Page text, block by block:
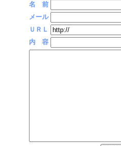
名 前
メール
ＵＲＬ
内 容